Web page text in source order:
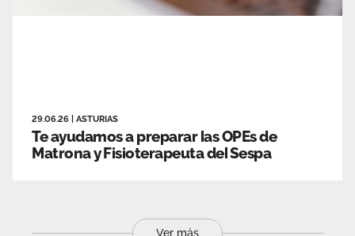
29.06.26 ASTURIAS
Te ayudamos a preparar las OPEs de
Matrona y Fisioterapeuta del Sespa
Ver más